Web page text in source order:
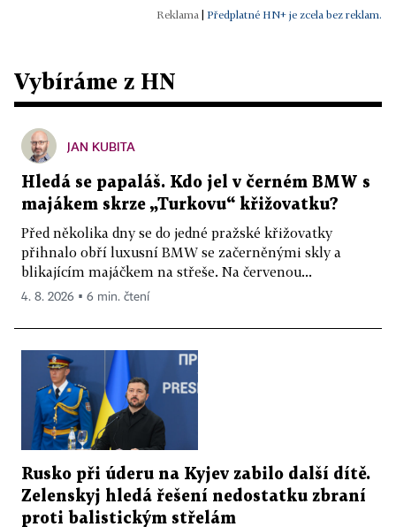
Předplatné HN+ je zcela bez reklam.
Vybíráme z HN
JAN KUBITA
Hledá se papaláš. Kdo jel v černém BMW s
majákem skrze „Turkovu“ křižovatku?
Před několika dny se do jedné pražské křižovatky
přihnalo obří luxusní BMW se začerněnými skly a
blikajícím majáčkem na střeše. Na červenou...
4. 8. 2026 ▪ 6 min. čtení
Rusko při úderu na Kyjev zabilo další dítě.
Zelenskyj hledá řešení nedostatku zbraní
proti balistickým střelám